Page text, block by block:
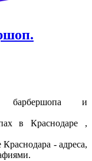
и
в Краснодаре ,
- адреса,